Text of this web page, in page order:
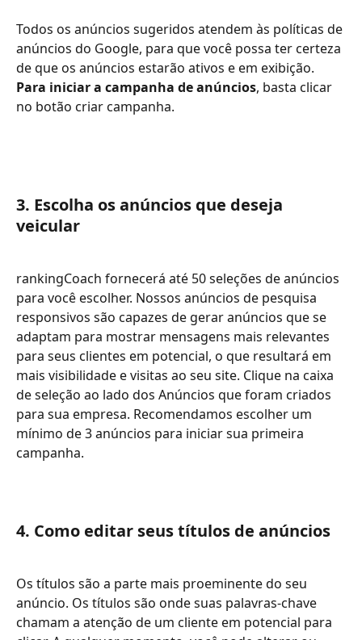
Todos os anúncios sugeridos atendem às políticas de
anúncios do Google, para que você possa ter certeza
de que os anúncios estarão ativos e em exibição.
Para iniciar a campanha de anúncios, basta clicar
no botão criar campanha.
3. Escolha os anúncios que deseja
veicular
rankingCoach fornecerá até 50 seleções de anúncios
para você escolher. Nossos anúncios de pesquisa
responsivos são capazes de gerar anúncios que se
adaptam para mostrar mensagens mais relevantes
para seus clientes em potencial, o que resultará em
mais visibilidade e visitas ao seu site. Clique na caixa
de seleção ao lado dos Anúncios que foram criados
para sua empresa. Recomendamos escolher um
mínimo de 3 anúncios para iniciar sua primeira
campanha.
4. Como editar seus títulos de anúncios
Os títulos são a parte mais proeminente do seu
anúncio. Os títulos são onde suas palavras-chave
chamam a atenção de um cliente em potencial para